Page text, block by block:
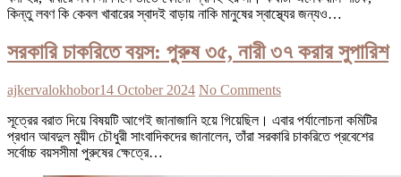
কিন্তু লবণ কি কেবল খাবারের স্বাদই বাড়ায় নাকি মানুষের স্বাস্থ্যের জন্যও…
সরকারি চাকরিতে বয়স: পুরুষ ৩৫, নারী ৩৭ করার সুপারিশ
ajkervalokhobor14 October 2024 No Comments
সূত্রের বরাত দিয়ে বিষয়টি আগেই জানাজানি হয়ে গিয়েছিল। এবার পর্যালোচনা কমিটির
প্রধান আবদুল মুয়ীদ চৌধুরী সাংবাদিকদের জানালেন, তাঁরা সরকারি চাকরিতে প্রবেশের
সর্বোচ্চ বয়সসীমা পুরুষের ক্ষেত্রে…